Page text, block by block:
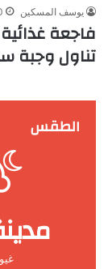
يوسف المسكين
فاجعة
تناول وجبة
الطقس